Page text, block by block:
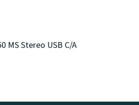
MS Stereo USB C/A